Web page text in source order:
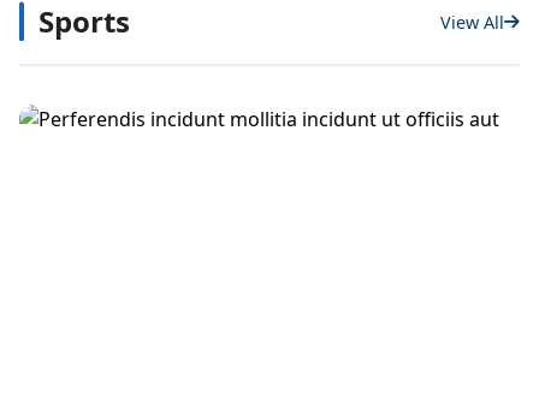
Sports View All